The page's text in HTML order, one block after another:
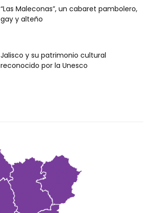
“Las Maleconas”, un cabaret pambolero,
gay y alteño
Jalisco y su patrimonio cultural
reconocido por la Unesco